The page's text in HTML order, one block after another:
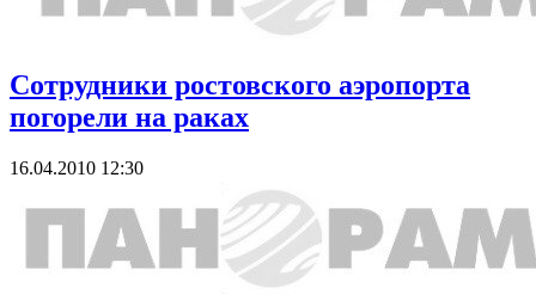
Сотрудники ростовского аэропорта
погорели на раках
16.04.2010 12:30